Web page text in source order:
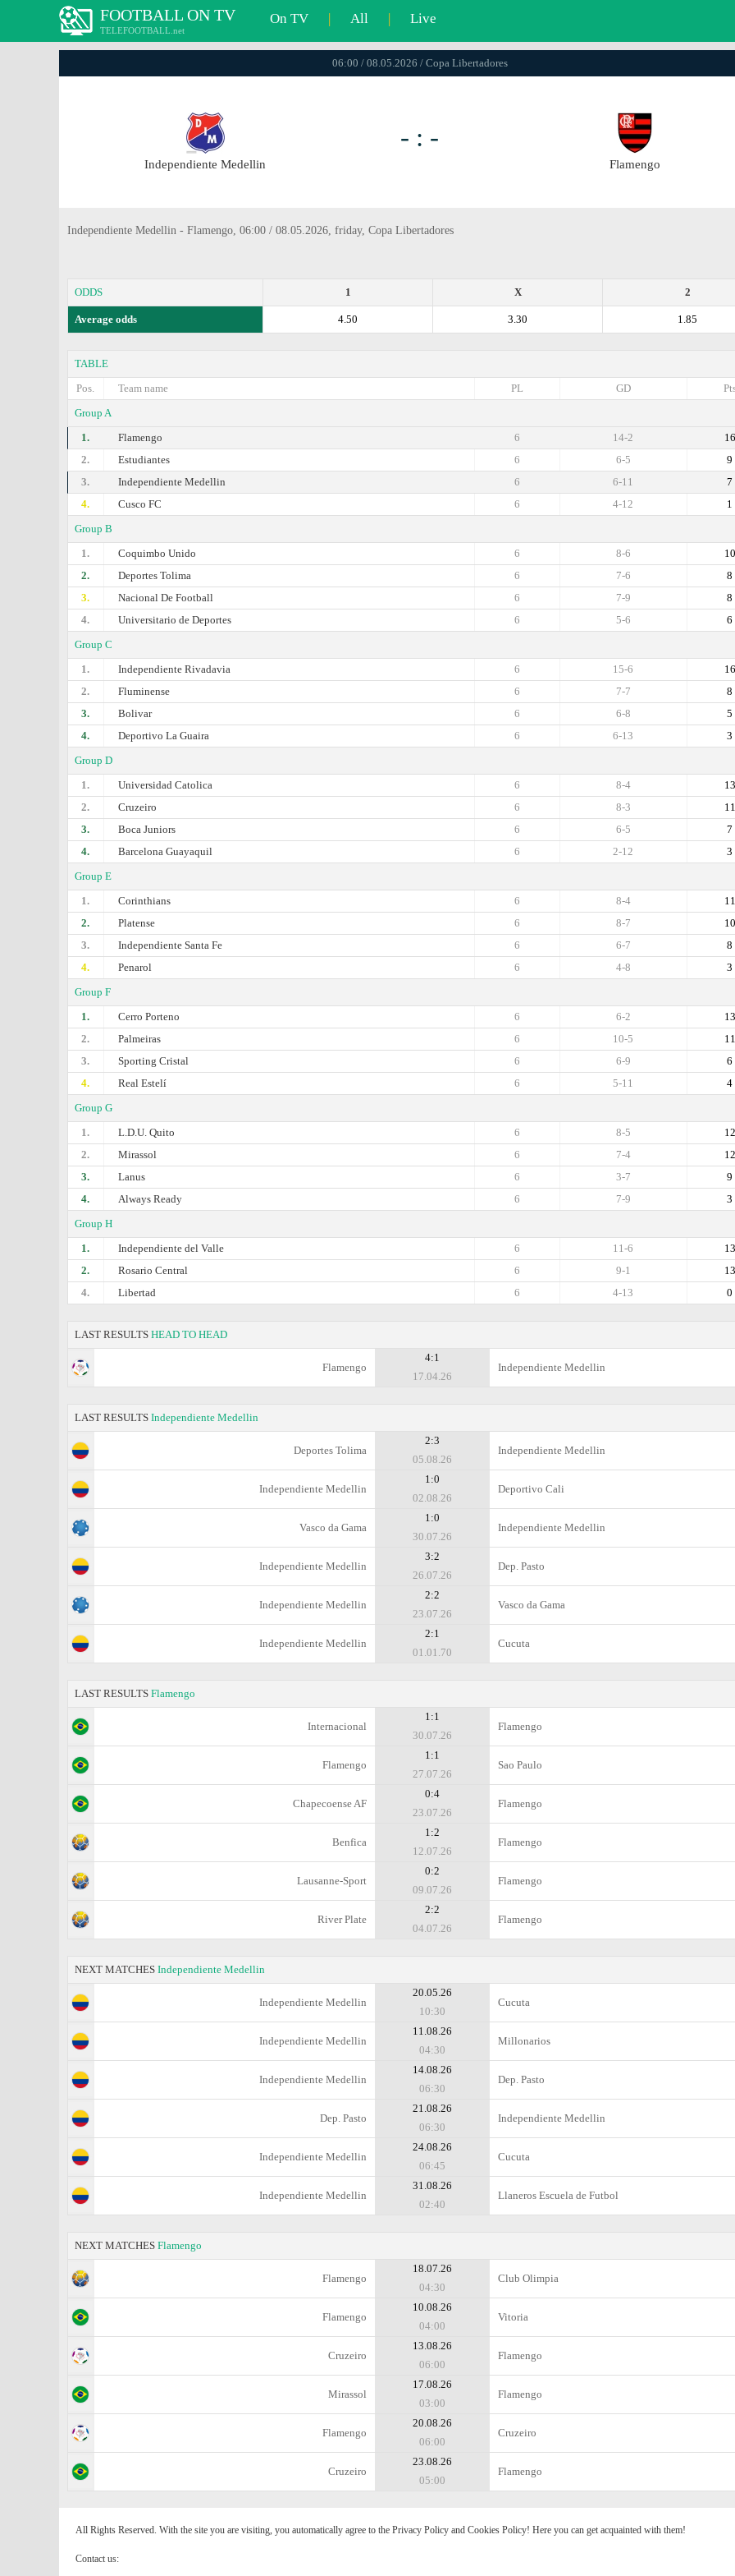
FOOTBALL ON TV
TELEFOOTBALL.net
On TV | All | Live
06:00 / 08.05.2026 / Copa Libertadores
Independiente Medellin
- : -
Flamengo
Independiente Medellin - Flamengo, 06:00 / 08.05.2026, friday, Copa Libertadores
ODDS 2
X
1
Average odds 1.85
3.30
4.50
TABLE
Pos.
Team name GD
PL
Group A
1.
Flamengo 16
14-2
6
2.
Estudiantes 9
6-5
6
3.
Independiente Medellin 7
6-11
6
4.
Cusco FC 1
4-12
6
Group B
1.
Coquimbo Unido 10
8-6
6
2.
Deportes Tolima 8
7-6
6
3.
Nacional De Football 8
7-9
6
4.
Universitario de Deportes 6
5-6
6
Group C
1.
Independiente Rivadavia 16
15-6
6
2.
Fluminense 8
7-7
6
3.
Bolivar 5
6-8
6
4.
Deportivo La Guaira 3
6-13
6
Group D
1.
Universidad Catolica 13
8-4
6
2.
Cruzeiro 11
8-3
6
3.
Boca Juniors 7
6-5
6
4.
Barcelona Guayaquil 3
2-12
6
Group E
1.
Corinthians 11
8-4
6
2.
Platense 10
8-7
6
3.
Independiente Santa Fe 8
6-7
6
4.
Penarol 3
4-8
6
Group F
1.
Cerro Porteno 13
6-2
6
2.
Palmeiras 11
10-5
6
3.
Sporting Cristal 6
6-9
6
4.
Real Estelí 4
5-11
6
Group G
1.
L.D.U. Quito 12
8-5
6
2.
Mirassol 12
7-4
6
3.
Lanus 9
3-7
6
4.
Always Ready 3
7-9
6
Group H
1.
Independiente del Valle 13
11-6
6
2.
Rosario Central 13
9-1
6
4.
Libertad 0
4-13
6
LAST RESULTS HEAD TO HEAD
Flamengo
4:1
17.04.26
Independiente Medellin
LAST RESULTS Independiente Medellin
Deportes Tolima
2:3
05.08.26
Independiente Medellin
Independiente Medellin
1:0
02.08.26
Deportivo Cali
Vasco da Gama
1:0
30.07.26
Independiente Medellin
Independiente Medellin
3:2
26.07.26
Dep. Pasto
Independiente Medellin
2:2
23.07.26
Vasco da Gama
Independiente Medellin
2:1
01.01.70
Cucuta
LAST RESULTS Flamengo
Internacional
1:1
30.07.26
Flamengo
Flamengo
1:1
27.07.26
Sao Paulo
Chapecoense AF
0:4
23.07.26
Flamengo
Benfica
1:2
12.07.26
Flamengo
Lausanne-Sport
0:2
09.07.26
Flamengo
River Plate
2:2
04.07.26
Flamengo
NEXT MATCHES Independiente Medellin
Independiente Medellin
20.05.26
10:30
Cucuta
Independiente Medellin
11.08.26
04:30
Millonarios
Independiente Medellin
14.08.26
06:30
Dep. Pasto
Dep. Pasto
21.08.26
06:30
Independiente Medellin
Independiente Medellin
24.08.26
06:45
Cucuta
Independiente Medellin
31.08.26
02:40
Llaneros Escuela de Futbol
NEXT MATCHES Flamengo
Flamengo
18.07.26
04:30
Club Olimpia
Flamengo
10.08.26
04:00
Vitoria
Cruzeiro
13.08.26
06:00
Flamengo
Mirassol
17.08.26
03:00
Flamengo
Flamengo
20.08.26
06:00
Cruzeiro
Cruzeiro
23.08.26
05:00
Flamengo
All Rights Reserved. With the site you are visiting, you automatically agree to the Privacy Policy and Cookies Policy! Here you can get acquainted with them!
Contact us: